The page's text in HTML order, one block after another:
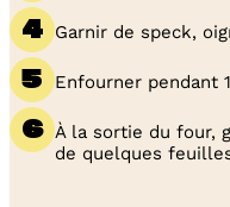
Garnir de speck,
Enfourner pendant
À la sortie du four,
de quelques